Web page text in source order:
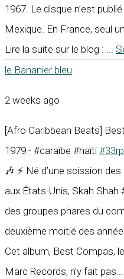
1967. Le disque n’est
Mexique. En France, seul
Lire la suite sur le blog :
le Bananier bleu
2 weeks ago
[Afro Caribbean Beats]
1979 - #caraïbe #haïti
🎶 ⚡ Né d’une scission
aux États-Unis, Skah Shah
des groupes phares du
deuxième moitié des
Cet album, Best Compas,
Marc Records, n’y fait